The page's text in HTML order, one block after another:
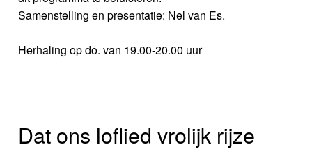
Samenstelling en presentatie: Nel van Es.
Herhaling op do. van 19.00-20.00 uur
Dat ons loflied vrolijk rijze